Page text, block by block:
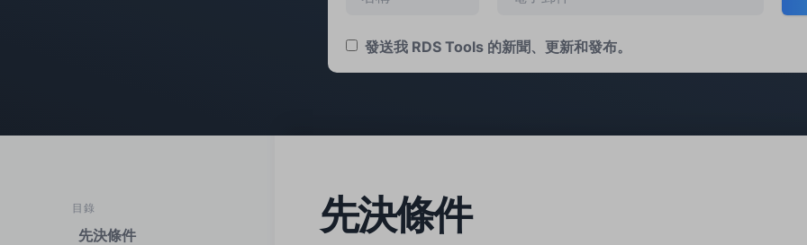
發送我 RDS Tools 的新聞、更新和發布。
目錄
先決條件 先決條件